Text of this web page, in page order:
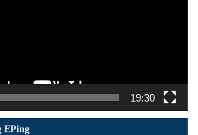
19:30
EPing